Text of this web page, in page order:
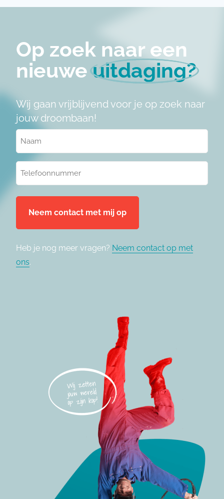
Op zoek naar een
nieuweuitdaging?
Wij gaan vrijblijvend voor je op zoek naar
jouw droombaan!
Heb je nog meer vragen? Neem contact op met
ons.